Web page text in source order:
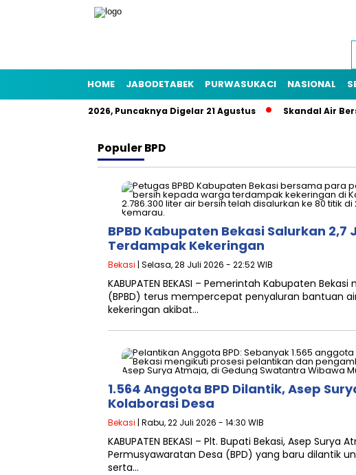
HOME JABODETABEK PURWASUKACI NASIONAL
HUT RI 2026, Puncaknya Digelar 21 Agustus Skandal Air Bersih
PopulerBPD
BPBD Kabupaten Bekasi Salurkan
Terdampak Kekeringan
Bekasi | Selasa, 28 Juli 2026 - 22:52 WIB
KABUPATEN BEKASI – Pemerintah Kabupaten
(BPBD) terus mempercepat penyaluran bantuan
kekeringan akibat…
1.564 Anggota BPD Dilantik, Asep
Kolaborasi Desa
Bekasi | Rabu, 22 Juli 2026 - 14:30 WIB
KABUPATEN BEKASI – Plt. Bupati Bekasi, Asep
Permusyawaratan Desa (BPD) yang baru dilantik
serta…